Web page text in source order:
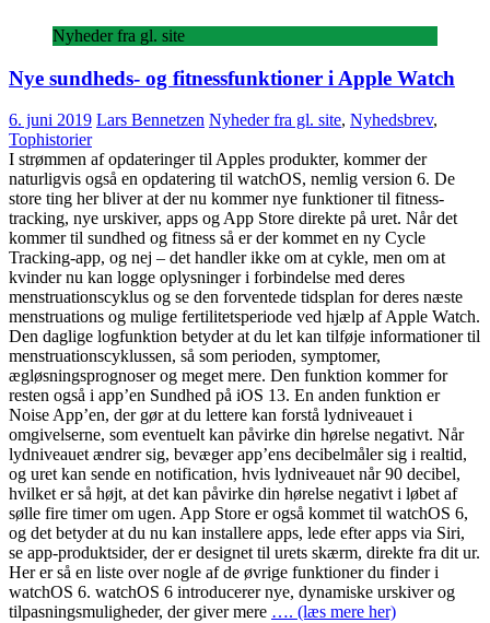
Nyheder fra gl. site
Nye sundheds- og fitnessfunktioner i Apple Watch
6. juni 2019 Lars Bennetzen Nyheder fra gl. site, Nyhedsbrev,
Tophistorier
I strømmen af opdateringer til Apples produkter, kommer der
naturligvis også en opdatering til watchOS, nemlig version 6. De
store ting her bliver at der nu kommer nye funktioner til fitness-
tracking, nye urskiver, apps og App Store direkte på uret. Når det
kommer til sundhed og fitness så er der kommet en ny Cycle
Tracking-app, og nej – det handler ikke om at cykle, men om at
kvinder nu kan logge oplysninger i forbindelse med deres
menstruationscyklus og se den forventede tidsplan for deres næste
menstruations og mulige fertilitetsperiode ved hjælp af Apple Watch.
Den daglige logfunktion betyder at du let kan tilføje informationer til
menstruationscyklussen, så som perioden, symptomer,
ægløsningsprognoser og meget mere. Den funktion kommer for
resten også i app’en Sundhed på iOS 13. En anden funktion er
Noise App’en, der gør at du lettere kan forstå lydniveauet i
omgivelserne, som eventuelt kan påvirke din hørelse negativt. Når
lydniveauet ændrer sig, bevæger app’ens decibelmåler sig i realtid,
og uret kan sende en notification, hvis lydniveauet når 90 decibel,
hvilket er så højt, at det kan påvirke din hørelse negativt i løbet af
sølle fire timer om ugen. App Store er også kommet til watchOS 6,
og det betyder at du nu kan installere apps, lede efter apps via Siri,
se app-produktsider, der er designet til urets skærm, direkte fra dit ur.
Her er så en liste over nogle af de øvrige funktioner du finder i
watchOS 6. watchOS 6 introducerer nye, dynamiske urskiver og
tilpasningsmuligheder, der giver mere …. (læs mere her)